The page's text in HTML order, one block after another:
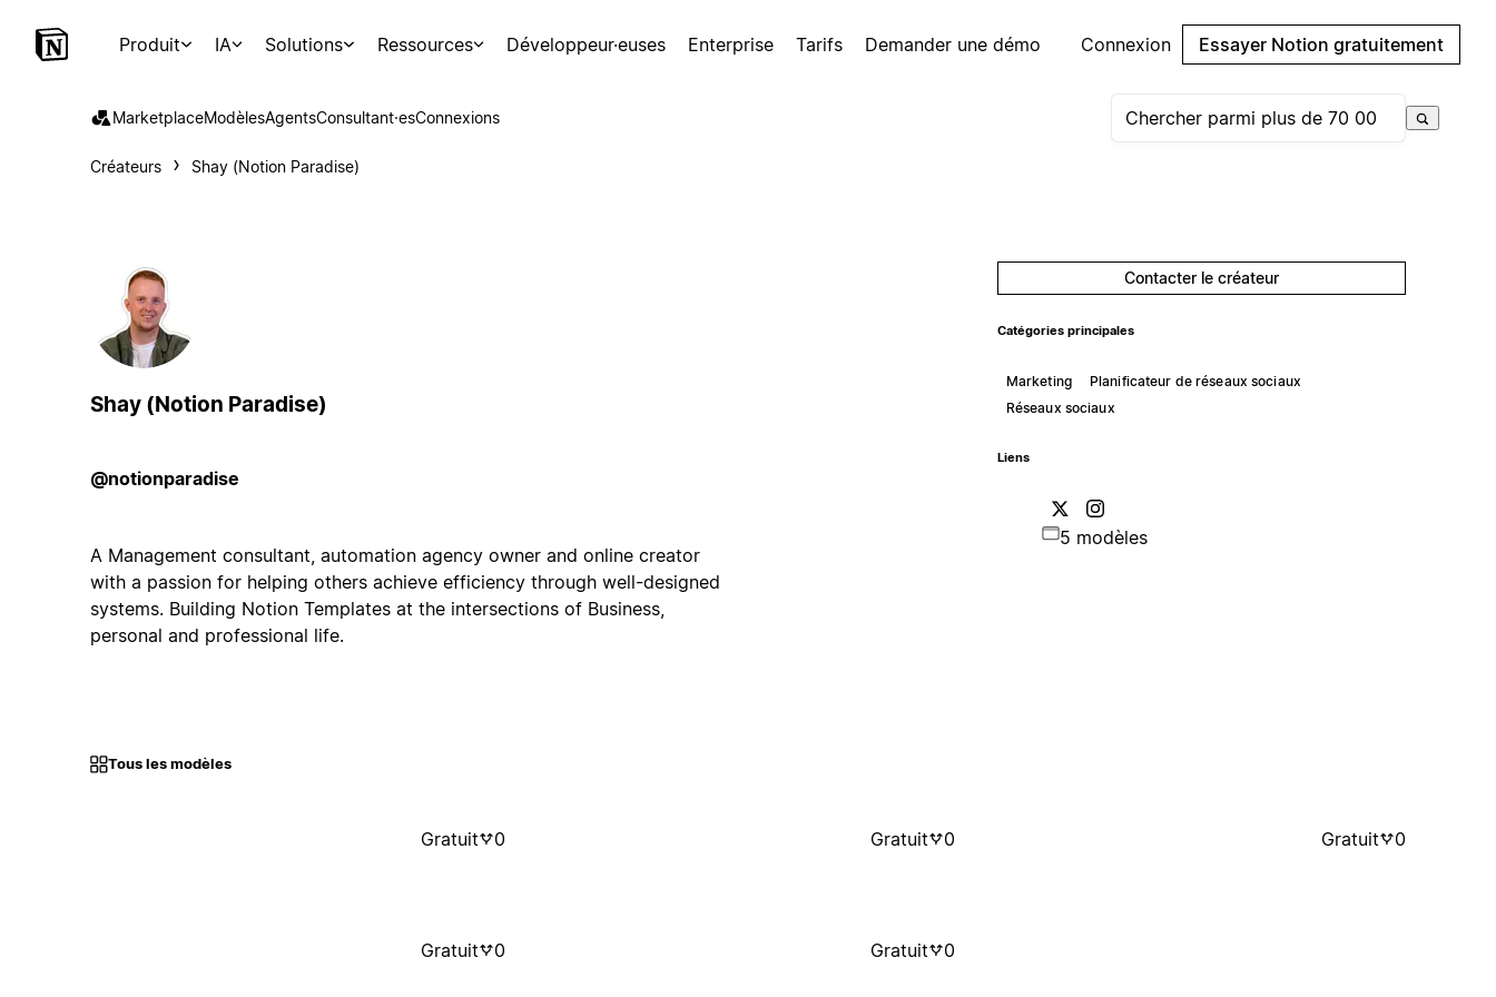
Produit IA Solutions Ressources Développeur·euses Enterprise Tarifs Demander une démo Connexion Essayer Notion gratuitement
MarketplaceModèlesAgentsConsultant·esConnexions
Créateurs Shay (Notion Paradise)
Shay (Notion Paradise)
@notionparadise
A Management consultant, automation agency owner and online creator
with a passion for helping others achieve efficiency through well-designed
systems. Building Notion Templates at the intersections of Business,
personal and professional life.
Contacter le créateur
Catégories principales
Marketing
Planificateur de réseaux sociaux
Réseaux sociaux
Liens
5 modèles
Tous les modèles
Gratuit 0 Gratuit 0 Gratuit 0
Gratuit 0 Gratuit 0